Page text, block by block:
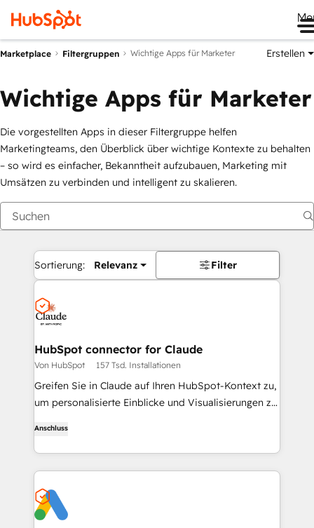
Marketplace Filtergruppen Wichtige Apps für Marketer Erstellen
Wichtige Apps für Marketer
Die vorgestellten Apps in dieser Filtergruppe helfen
Marketingteams, den Überblick über wichtige Kontexte zu behalten
– so wird es einfacher, Bekanntheit aufzubauen, Marketing mit
Umsätzen zu verbinden und intelligent zu skalieren.
Sortierung: Relevanz Filter
HubSpot connector for Claude
Von HubSpot 157 Tsd. Installationen
Greifen Sie in Claude auf Ihren HubSpot-Kontext zu,
um personalisierte Einblicke und Visualisierungen zu
Anschluss